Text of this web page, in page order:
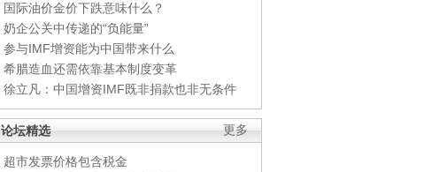
国际油价金价下跌意味什么？
奶企公关中传递的“负能量”
参与IMF增资能为中国带来什么
希腊造血还需依靠基本制度变革
徐立凡：中国增资IMF既非捐款也非无条件
更多
论坛精选
超市发票价格包含税金